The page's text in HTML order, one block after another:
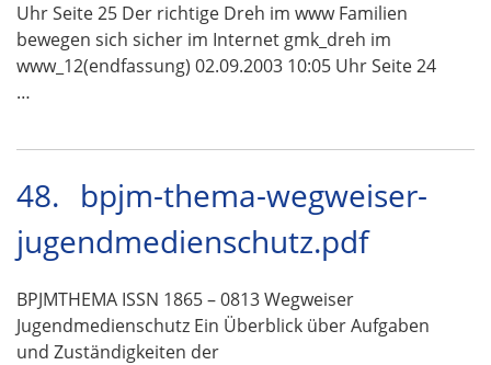
Uhr Seite 25 Der richtige Dreh im www Familien
bewegen sich sicher im Internet gmk_dreh im
www_12(endfassung) 02.09.2003 10:05 Uhr Seite 24
…
48. bpjm-thema-wegweiser-
jugendmedienschutz.pdf
BPJMTHEMA ISSN 1865 – 0813 Wegweiser
Jugendmedienschutz Ein Überblick über Aufgaben
und Zuständigkeiten der